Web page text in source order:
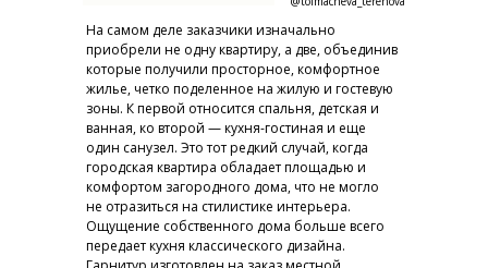
На самом деле заказчики изначально
приобрели не одну квартиру, а две, объединив
которые получили просторное, комфортное
жилье, четко поделенное на жилую и гостевую
зоны. К первой относится спальня, детская и
ванная, ко второй — кухня-гостиная и еще
один санузел. Это тот редкий случай, когда
городская квартира обладает площадью и
комфортом загородного дома, что не могло
не отразиться на стилистике интерьера.
Ощущение собственного дома больше всего
передает кухня классического дизайна.